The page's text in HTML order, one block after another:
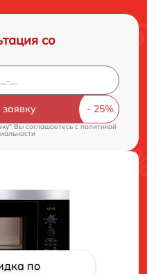
со
заявку
Вы соглашаетесь cполитикой
по